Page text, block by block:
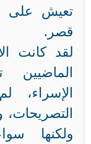
تعيش على
قصر.
لقد كانت
التصريحات،
ولكنها